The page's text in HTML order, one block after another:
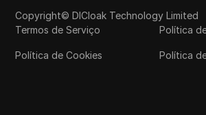
Copyright© DICloak Technology Limited
Termos de Serviço
Política
Política de Cookies Política